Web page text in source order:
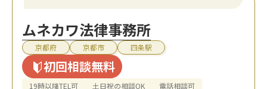
ムネカワ法律事務所
京都府 京都市 四条駅
初回相談無料
19時以降TEL可 土日祝の相談OK 電話相談可